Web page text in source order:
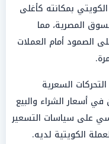
بمكانته كأغلى
المصرية، مما
الصمود أمام العملات
السعرية
أسعار الشراء والبيع
على سياسات التسعير
الكويتية لديه.